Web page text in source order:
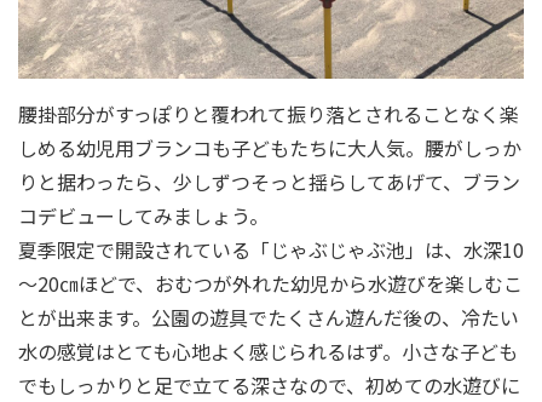
腰掛部分がすっぽりと覆われて振り落とされることなく楽
しめる幼児用ブランコも子どもたちに大人気。腰がしっか
りと据わったら、少しずつそっと揺らしてあげて、ブラン
コデビューしてみましょう。
夏季限定で開設されている「じゃぶじゃぶ池」は、水深10
～20㎝ほどで、おむつが外れた幼児から水遊びを楽しむこ
とが出来ます。公園の遊具でたくさん遊んだ後の、冷たい
水の感覚はとても心地よく感じられるはず。小さな子ども
でもしっかりと足で立てる深さなので、初めての水遊びに